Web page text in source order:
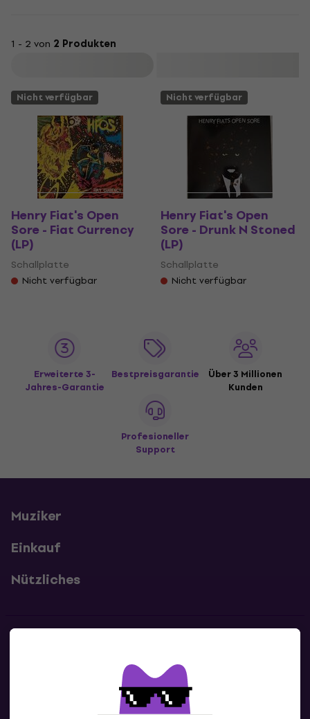
1 - 2 von 2 Produkten
Nicht verfügbar
Henry Fiat's Open
Sore - Fiat Currency
(LP)
Schallplatte
Nicht verfügbar
Nicht verfügbar
Henry Fiat's Open
Sore - Drunk N Stoned
(LP)
Schallplatte
Nicht verfügbar
Erweiterte 3-
Jahres-Garantie
Bestpreisgarantie
Über 3 Millionen
Kunden
Profesioneller
Support
Muziker
Einkauf
Nützliches
Kontaktiere uns